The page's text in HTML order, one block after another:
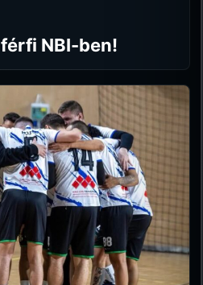
NBI-ben!